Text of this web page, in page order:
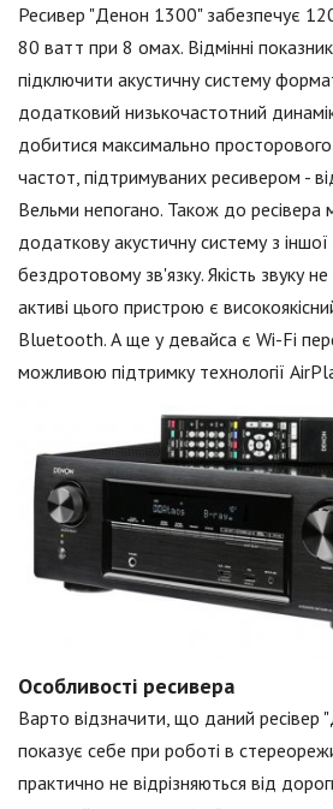
Ресивер "Денон 1300" забезпечує
80 ватт при 8 омах. Відмінні
підключити акустичну систему
додатковий низькочастотний
добитися максимально просторового
частот, підтримуваних ресивером -
Вельми непогано. Також до ресівера
додаткову акустичну систему з іншої
бездротовому зв'язку. Якість звуку
активі цього пристрою є
Bluetooth. А ще у девайса є Wi-Fi
можливою підтримку технології
Особливості ресивера
Варто відзначити, що даний ресівер
показує себе при роботі в
практично не відрізняються від